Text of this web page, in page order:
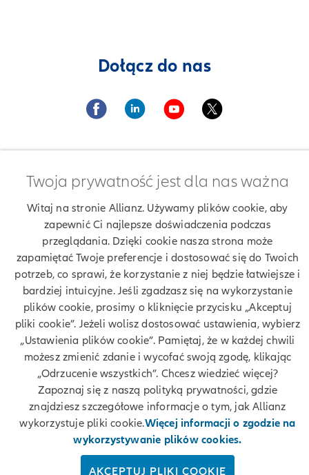
Dołącz do nas
Twoje dane
Polityka prywatności
Polityka cookies
Bezpieczeństwo
Zastrzeżenia prawne
Kontakt
Znajdź agenta Allianz. Znajdź placówkę Allianz
Ubezpieczenia Allianz Norbert Barcz
Twoja prywatność jest dla nas ważna
Witaj na stronie Allianz. Używamy plików cookie, aby
zapewnić Ci najlepsze doświadczenia podczas
przeglądania. Dzięki cookie nasza strona może
zapamiętać Twoje preferencje i dostosować się do Twoich
potrzeb, co sprawi, że korzystanie z niej będzie łatwiejsze i
bardziej intuicyjne. Jeśli zgadzasz się na wykorzystanie
plików cookie, prosimy o kliknięcie przycisku „Akceptuj
pliki cookie”. Jeżeli wolisz dostosować ustawienia, wybierz
„Ustawienia plików cookie”. Pamiętaj, że w każdej chwili
możesz zmienić zdanie i wycofać swoją zgodę, klikając
„Odrzucenie wszystkich”. Chcesz wiedzieć więcej?
Zapoznaj się z naszą polityką prywatności, gdzie
znajdziesz szczegółowe informacje o tym, jak Allianz
wykorzystuje pliki cookie.Więcej informacji o zgodzie na
wykorzystywanie plików cookies.
AKCEPTUJ PLIKI COOKIE